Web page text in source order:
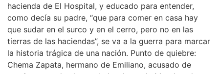
hacienda de El Hospital, y educado para entender,
como decía su padre, “que para comer en casa hay
que sudar en el surco y en el cerro, pero no en las
tierras de las haciendas”, se va a la guerra para marcar
la historia trágica de una nación. Punto de quiebre:
Chema Zapata, hermano de Emiliano, acusado de